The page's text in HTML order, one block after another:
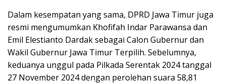
Dalam kesempatan yang sama, DPRD Jawa Timur juga
resmi mengumumkan Khofifah Indar Parawansa dan
Emil Elestianto Dardak sebagai Calon Gubernur dan
Wakil Gubernur Jawa Timur Terpilih. Sebelumnya,
keduanya unggul pada Pilkada Serentak 2024 tanggal
27 November 2024 dengan perolehan suara 58,81